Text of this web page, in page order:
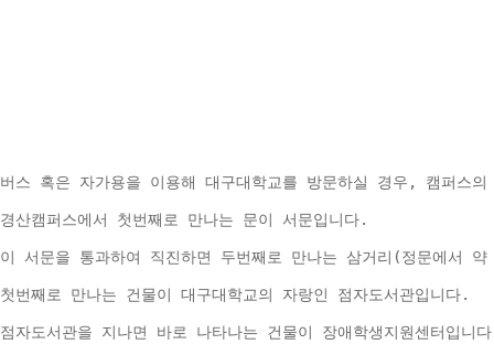
버스 혹은 자가용을 이용해 대구대학교를 방문하실 경우, 캠퍼스
경산캠퍼스에서 첫번째로 만나는 문이 서문입니다.
이 서문을 통과하여 직진하면 두번째로 만나는 삼거리(정문에서
첫번째로 만나는 건물이 대구대학교의 자랑인 점자도서관입니다.
점자도서관을 지나면 바로 나타나는 건물이 장애학생지원센터입니